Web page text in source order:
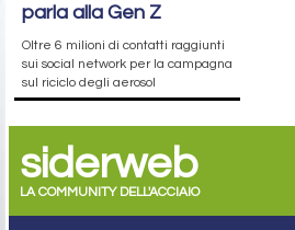
parla alla Gen Z
Oltre 6 milioni di contatti raggiunti
sui social network per la campagna
sul riciclo degli aerosol
siderweb
LA COMMUNITY DELL'ACCIAIO